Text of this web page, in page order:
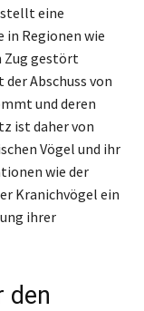
stellt eine
in Regionen wie
Zug gestört
Abschuss von
und deren
ist daher von
Vögel und ihr
wie der
Kranichvögel ein
ihrer
den